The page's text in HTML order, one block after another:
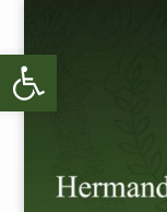
Abrir barra de